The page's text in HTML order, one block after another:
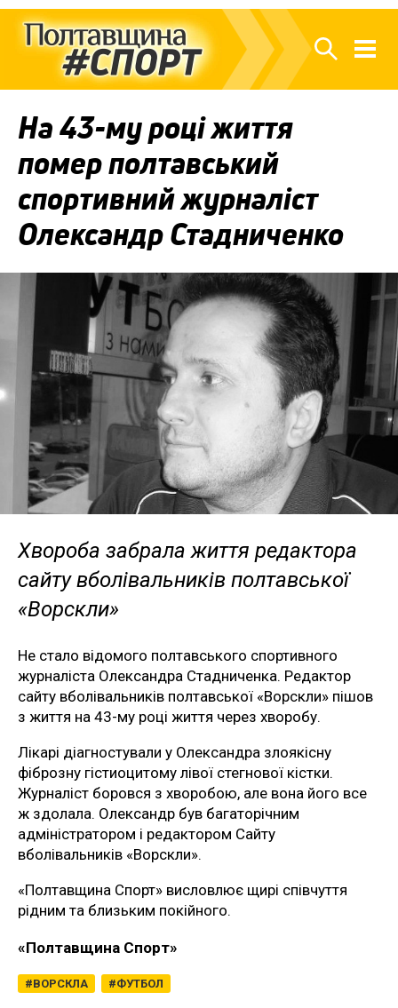
На 43-му році життя
помер полтавський
спортивний журналіст
Олександр Стадниченко
Хвороба забрала життя редактора
сайту вболівальників полтавської
«Ворскли»
Не стало відомого полтавського спортивного
журналіста Олександра Стадниченка. Редактор
сайту вболівальників полтавської «Ворскли» пішов
з життя на 43-му році життя через хворобу.
Лікарі діагностували у Олександра злоякісну
фіброзну гістиоцитому лівої стегнової кістки.
Журналіст боровся з хворобою, але вона його все
ж здолала. Олександр був багаторічним
адміністратором і редактором Сайту
вболівальників «Ворскли».
«Полтавщина Спорт» висловлює щирі співчуття
рідним та близьким покійного.
«Полтавщина Спорт»
ВОРСКЛА ФУТБОЛ